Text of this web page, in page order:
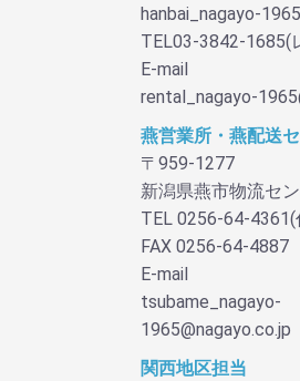
hanbai_nagayo-
TEL03-3842-1685(
E-mail
rental_nagayo-
燕営業所・燕配送
〒959-1277
新潟県燕市物流セ
TEL 0256-64-4361(
FAX 0256-64-4887
E-mail
tsubame_nagayo-
1965@nagayo.co.jp
関西地区担当